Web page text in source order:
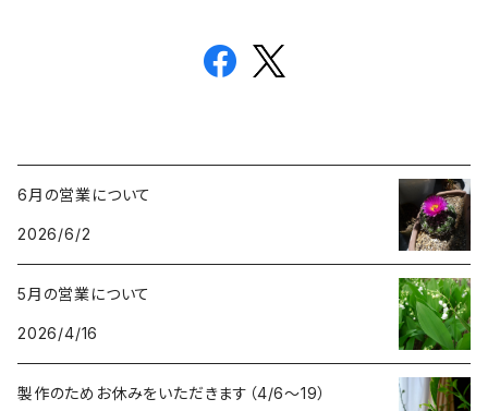
6月の営業について
2026/6/2
5月の営業について
2026/4/16
製作のためお休みをいただきます（4/6〜19）